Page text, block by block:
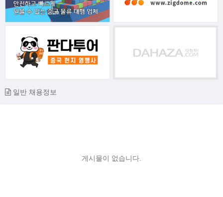
일반 채용정보
게시물이 없습니다.